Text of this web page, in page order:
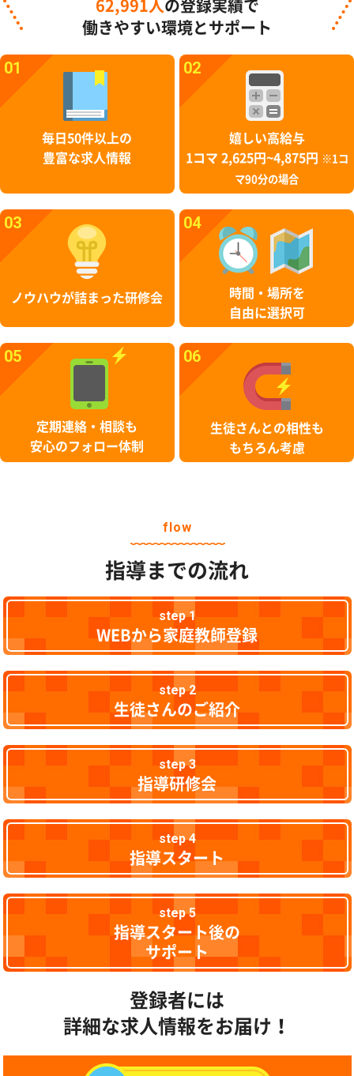
62,991人 の登録実績で
働きやすい環境とサポート
01
毎日50件以上の
豊富な求人情報
02
嬉しい高給与
1コマ 2,625円~4,875円
※1コ
マ90分の場合
03
ノウハウが詰まった研修会
04
時間・場所を
自由に選択可
05
定期連絡・相談も
安心のフォロー体制
06
生徒さんとの相性も
もちろん考慮
flow
指導までの流れ
step 1
WEBから家庭教師登録
step 2
生徒さんのご紹介
step 3
指導研修会
step 4
指導スタート
step 5
指導スタート後の
サポート
登録者には
詳細な求人情報をお届け！